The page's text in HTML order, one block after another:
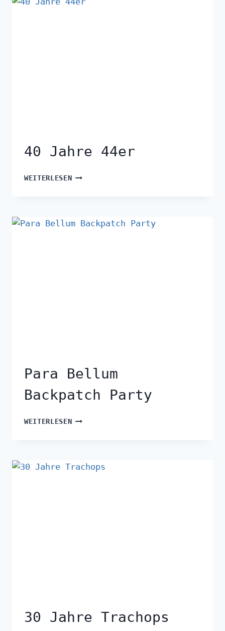
40 Jahre 44er
WEITERLESEN
Para Bellum
Backpatch Party
WEITERLESEN
30 Jahre Trachops